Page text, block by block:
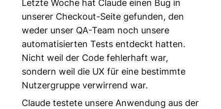
Letzte Woche hat Claude einen Bug in
unserer Checkout-Seite gefunden, den
weder unser QA-Team noch unsere
automatisierten Tests entdeckt hatten.
Nicht weil der Code fehlerhaft war,
sondern weil die UX für eine bestimmte
Nutzergruppe verwirrend war.
Claude testete unsere Anwendung aus der